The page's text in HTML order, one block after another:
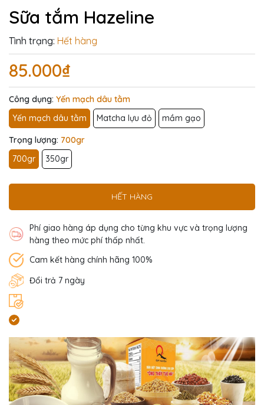
Sữa tắm Hazeline
Tình trạng: Hết hàng
85.000₫
Công dụng: Yến mạch dâu tằm
Yến mạch dâu tằm
Matcha lựu đỏ mầm gạo
Trọng lượng: 700gr
700gr
350gr
HẾT HÀNG
Phí giao hàng áp dụng cho từng khu vực và trọng lượng
hàng theo mức phí thấp nhất.
Cam kết hàng chính hãng 100%
Đổi trả 7 ngày